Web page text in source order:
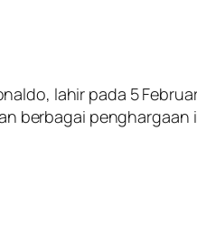
lahir pada 5
berbagai